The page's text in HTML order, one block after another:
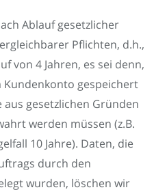
Ablauf gesetzlicher
Pflichten, d.h.,
von 4 Jahren, es sei denn,
Kundenkonto gespeichert
aus gesetzlichen Gründen
werden müssen (z.B.
10 Jahre). Daten, die
durch den
wurden, löschen wir